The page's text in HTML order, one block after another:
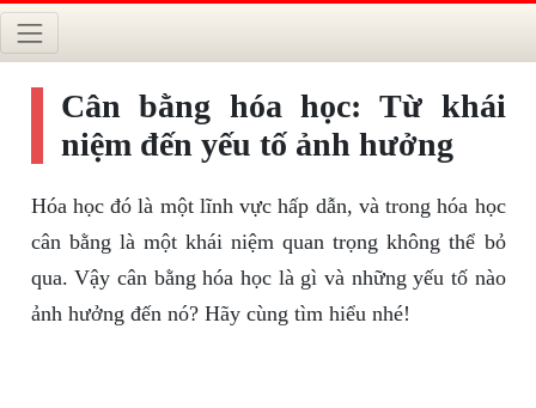
Cân bằng hóa học: Từ khái
niệm đến yếu tố ảnh hưởng
Hóa học đó là một lĩnh vực hấp dẫn, và trong hóa học
cân bằng là một khái niệm quan trọng không thể bỏ
qua. Vậy cân bằng hóa học là gì và những yếu tố nào
ảnh hưởng đến nó? Hãy cùng tìm hiểu nhé!